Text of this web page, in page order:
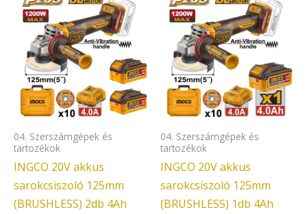
04. Szerszámgépek és
tartozékok
INGCO 20V akkus
sarokcsiszoló 125mm
(BRUSHLESS) 2db 4Ah
04. Szerszámgépek és
tartozékok
INGCO 20V akkus
sarokcsiszoló 125mm
(BRUSHLESS) 1db 4Ah